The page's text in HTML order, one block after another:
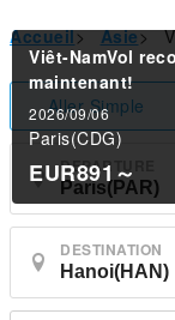
Accueil> Asie>
Aller Simple
DEPARTURE
DESTINATION
Viêt-NamVol
maintenant!
2026/09/06
Paris(CDG)
EUR891～